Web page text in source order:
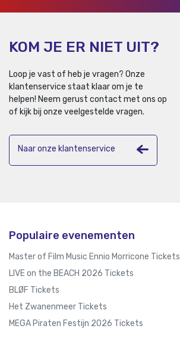
KOM JE ER NIET UIT?
Loop je vast of heb je vragen? Onze
klantenservice staat klaar om je te
helpen! Neem gerust contact met ons op
of kijk bij onze veelgestelde vragen.
Naar onze klantenservice
Populaire evenementen
Master of Film Music Ennio Morricone Tickets
LIVE on the BEACH 2026 Tickets
BLØF Tickets
Het Zwanenmeer Tickets
MEGA Piraten Festijn 2026 Tickets